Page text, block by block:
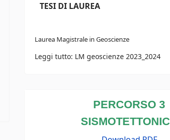
TESI DI LAUREA
Laurea Magistrale in Geoscienze
Leggi tutto: LM geoscienze 2023_2024
PERCORSO 3